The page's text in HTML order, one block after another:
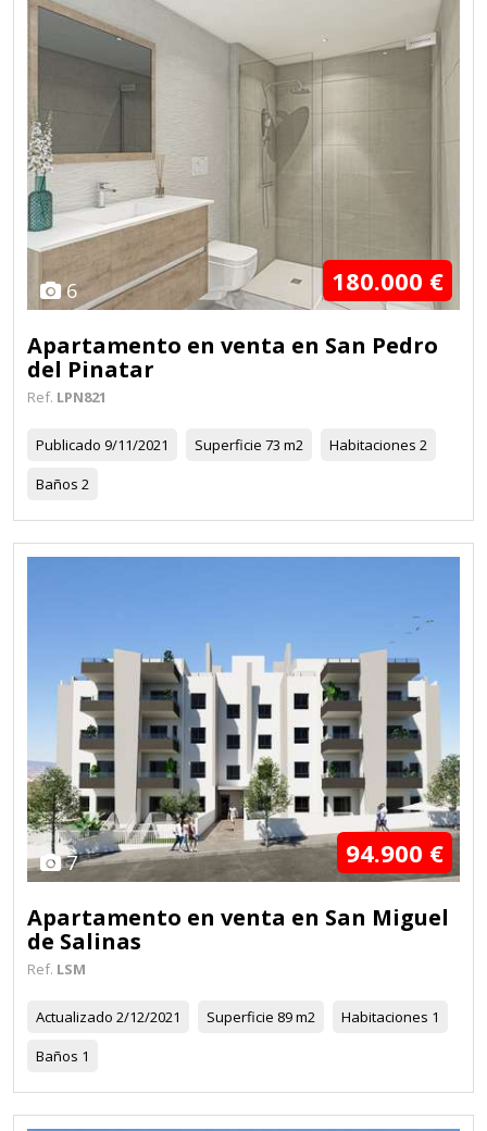
6 180.000 €
Apartamento en venta en San Pedro
del Pinatar
Ref. LPN821
Publicado 9/11/2021 Superficie 73 m2 Habitaciones 2
Baños 2
7 94.900 €
Apartamento en venta en San Miguel
de Salinas
Ref. LSM
Actualizado 2/12/2021 Superficie 89 m2 Habitaciones 1
Baños 1